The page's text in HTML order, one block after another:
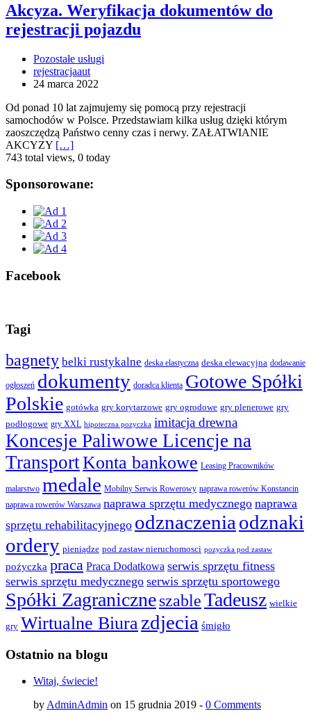
Akcyza. Weryfikacja dokumentów do
rejestracji pojazdu
Pozostałe usługi
rejestracjaaut
24 marca 2022
Od ponad 10 lat zajmujemy się pomocą przy rejestracji
samochodów w Polsce. Przedstawiam kilka usług dzięki którym
zaoszczędzą Państwo cenny czas i nerwy. ZAŁATWIANIE
AKCYZY […]
743 total views, 0 today
Sponsorowane:
Facebook
Tagi
bagnety belki rustykalne deska elastyczna deska elewacyjna dodawanie
ogłoszeń dokumenty doradca klienta Gotowe Spółki
Polskie gotówka gry korytarzowe gry ogrodowe gry plenerowe gry
podłogowe gry XXL hipoteczna pozyczka imitacja drewna
Koncesje Paliwowe Licencje na
TransportKonta bankowe Leasing Pracowników
malarstwo medale Mobilny Serwis Rowerowy naprawa rowerów Konstancin
naprawa rowerów Warszawa naprawa sprzętu medycznego naprawa
sprzętu rehabilitacyjnego odznaczenia odznaki
ordery pieniądze pod zastaw nieruchomosci pozyczka pod zastaw
pożyczka praca Praca Dodatkowa serwis sprzętu fitness
serwis sprzętu medycznego serwis sprzętu sportowego
Spółki ZagraniczneszableTadeusz wielkie
gry Wirtualne Biurazdjecia śmigło
Ostatnio na blogu
Witaj, świecie!
by AdminAdmin on 15 grudnia 2019 - 0 Comments